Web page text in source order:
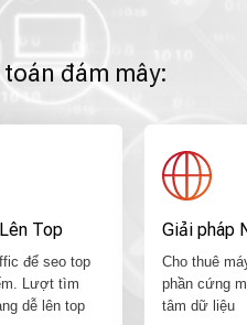
đám mây:
Top
để seo top
Lượt tìm
dễ lên top
Giải pháp
Cho thuê
phần cứng
tâm dữ liệu